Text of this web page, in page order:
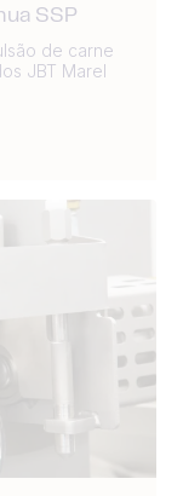
SSP
de carne
JBT Marel